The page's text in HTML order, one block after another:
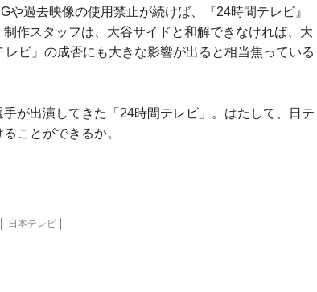
や過去映像の使用禁止が続けば、『24時間テレビ』
作スタッフは、大谷サイドと和解できなければ、大
ビ』の成否にも大きな影響が出ると相当焦っている
が出演してきた「24時間テレビ」。はたして、日テ
ことができるか。
日本テレビ